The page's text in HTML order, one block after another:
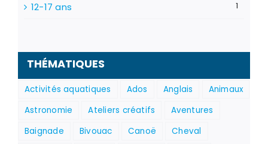
12-17 ans 1
THÉMATIQUES
Activités aquatiques Ados Anglais
Animaux
Astronomie
Ateliers créatifs
Aventures
Baignade
Bivouac Canoë
Cheval